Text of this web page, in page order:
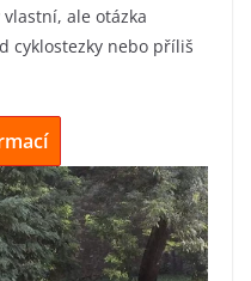
vlastní, ale otázka
cyklostezky nebo příliš